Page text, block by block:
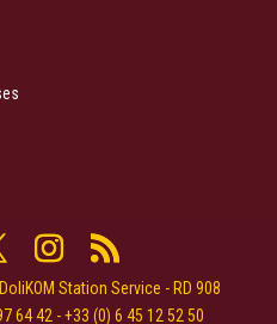
Station Service - RD 908
64 42 - +33 (0) 6 45 12 52 50